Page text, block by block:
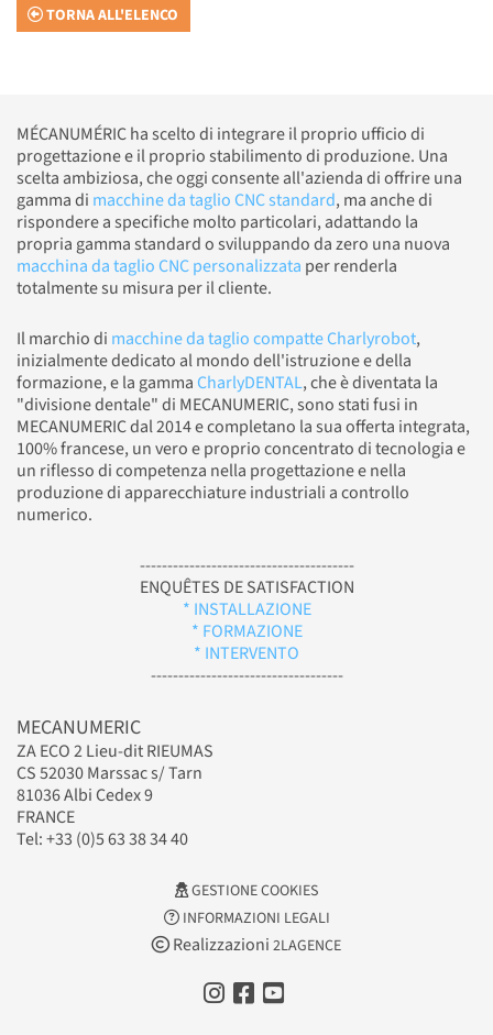
TORNA ALL'ELENCO
MÉCANUMÉRIC ha scelto di integrare il proprio ufficio di
progettazione e il proprio stabilimento di produzione. Una
scelta ambiziosa, che oggi consente all'azienda di offrire una
gamma di macchine da taglio CNC standard, ma anche di
rispondere a specifiche molto particolari, adattando la
propria gamma standard o sviluppando da zero una nuova
macchina da taglio CNC personalizzata per renderla
totalmente su misura per il cliente.
Il marchio di macchine da taglio compatte Charlyrobot,
inizialmente dedicato al mondo dell'istruzione e della
formazione, e la gammaCharlyDENTAL, che è diventata la
"divisione dentale" di MECANUMERIC, sono stati fusi in
MECANUMERIC dal 2014 e completano la sua offerta integrata,
100% francese, un vero e proprio concentrato di tecnologia e
un riflesso di competenza nella progettazione e nella
produzione di apparecchiature industriali a controllo
numerico.
---------------------------------------
ENQUÊTES DE SATISFACTION
* INSTALLAZIONE
* FORMAZIONE
* INTERVENTO
-----------------------------------
MECANUMERIC
ZA ECO 2 Lieu-dit RIEUMAS
CS 52030 Marssac s/ Tarn
81036 Albi Cedex 9
FRANCE
Tel: +33 (0)5 63 38 34 40
GESTIONE COOKIES
INFORMAZIONI LEGALI
Realizzazioni 2LAGENCE